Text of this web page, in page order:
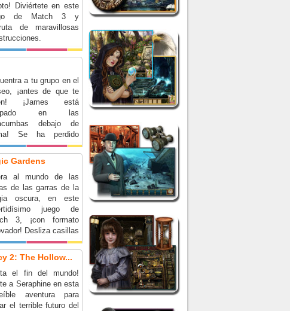
Diviértete en este
de Match 3 y
de maravillosas
a tu grupo en el
¡antes de que te
¡James está
en las
debajo de
Se ha perdido
de alejarse de su
cuando curioseaba.
debe completar 60
de Match 3 para
su mapa y
con su grupo.
la salida a
Gardens
al mundo de las
de las garras de la
oscura, en este
juego de
3, ¡con formato
Desliza casillas
descubrir deliciosas
y luego empareja
para completar
¡Detén a los
y conviértete
2: The Hollow...
el fin del mundo!
a Seraphine en esta
aventura para
el terrible futuro del